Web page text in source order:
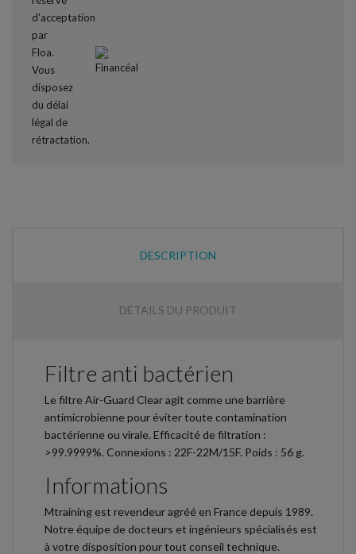
DESCRIPTION
DÉTAILS DU PRODUIT
Filtre anti bactérien
Le filtre Air-Guard Clear agit comme une barrière
antimicrobienne pour éviter toute contamination
bactérienne ou virale. Efficacité de filtration :
>99.9999%. Connexions : 22F-22M/15F. Poids : 56 g.
Informations
Mtraining est revendeur agréé en France depuis 1989.
Notre équipe de docteurs et ingénieurs spécialisés est
à votre disposition pour tout conseil technique.